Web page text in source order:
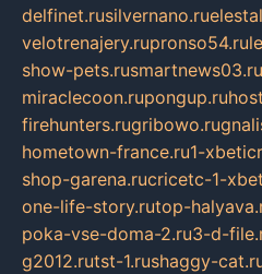
delfinet.rusilvernano.ru
velotrenajery.rupronso54.ru
show-pets.rusmartnews03.ru
miraclecoon.rupongup.ru
firehunters.rugribowo.ru
hometown-france.ru1-
shop-garena.rucricetc-1-
one-life-story.rutop-
poka-vse-doma-2.ru3-d-
g2012.rutst-1.rushaggy-